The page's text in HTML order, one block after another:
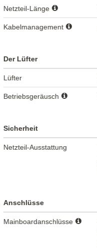
Netzteil-Länge
Kabelmanagement
Der Lüfter
Lüfter
Betriebsgeräusch
Sicherheit
Netzteil-Ausstattung
Anschlüsse
Mainboardanschlüsse